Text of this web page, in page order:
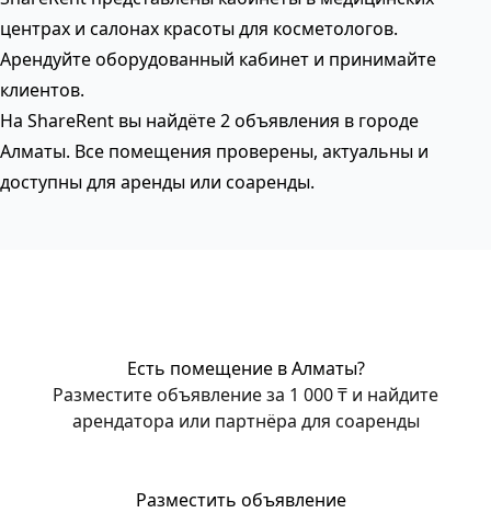
центрах и салонах красоты для косметологов.
Арендуйте оборудованный кабинет и принимайте
клиентов.
На ShareRent вы найдёте 2 объявления в городе
Алматы. Все помещения проверены, актуальны и
доступны для аренды или соаренды.
Есть помещение в Алматы?
Разместите объявление за 1 000 ₸ и найдите
арендатора или партнёра для соаренды
Разместить объявление